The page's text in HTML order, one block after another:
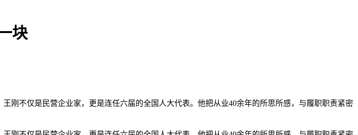
块
不仅是民营企业家，更是连任六届的全国人大代表。他把从业40余年的所思所感，与履职职责紧密